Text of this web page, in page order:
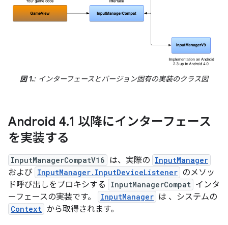
図 1.: インターフェースとバージョン固有の実装のクラス図
Android 4.1 以降にインターフェース
を実装する
InputManagerCompatV16 は、実際の InputManager
および InputManager.InputDeviceListener のメソッ
ド呼び出しをプロキシする
InputManagerCompat インタ
ーフェースの実装です。
InputManager は 、システムの
Context から取得されます。